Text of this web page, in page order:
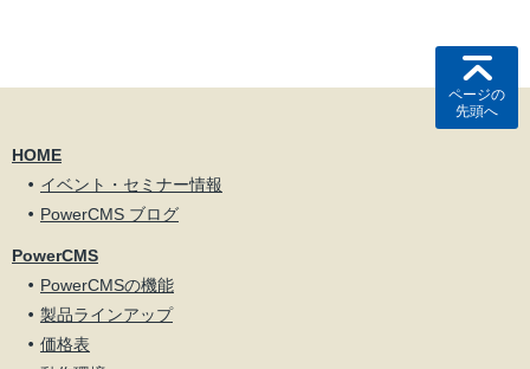
ページの
先頭へ
HOME
イベント・セミナー情報
PowerCMS ブログ
PowerCMS
PowerCMSの機能
製品ラインアップ
価格表